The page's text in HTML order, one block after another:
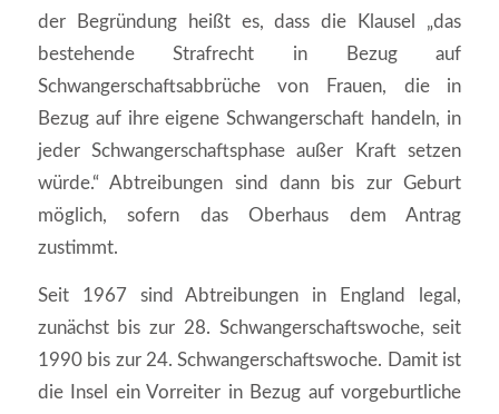
der Begründung heißt es, dass die Klausel „das
bestehende Strafrecht in Bezug auf
Schwangerschaftsabbrüche von Frauen, die in
Bezug auf ihre eigene Schwangerschaft handeln, in
jeder Schwangerschaftsphase außer Kraft setzen
würde.“ Abtreibungen sind dann bis zur Geburt
möglich, sofern das Oberhaus dem Antrag
zustimmt.
Seit 1967 sind Abtreibungen in England legal,
zunächst bis zur 28. Schwangerschaftswoche, seit
1990 bis zur 24. Schwangerschaftswoche. Damit ist
die Insel ein Vorreiter in Bezug auf vorgeburtliche